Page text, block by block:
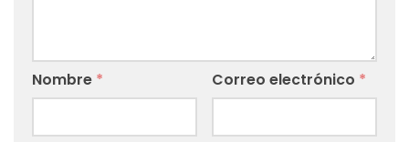
Nombre * Correo electrónico *